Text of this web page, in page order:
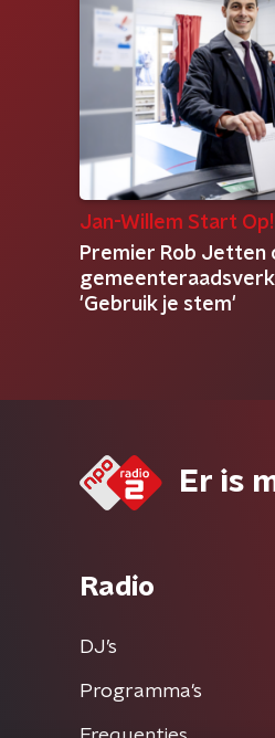
Jan-Willem Start Op!
Premier Rob Jetten
'Gebruik je stem'
Er is
Radio
DJ’s
Programma's